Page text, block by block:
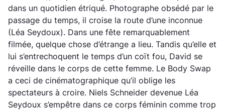
dans un quotidien étriqué. Photographe obsédé par le
passage du temps, il croise la route d’une inconnue
(Léa Seydoux). Dans une fête remarquablement
filmée, quelque chose d’étrange a lieu. Tandis qu’elle et
lui s’entrechoquent le temps d’un coït fou, David se
réveille dans le corps de cette femme. Le Body Swap
a ceci de cinématographique qu’il oblige les
spectateurs à croire. Niels Schneider devenue Léa
Seydoux s’empêtre dans ce corps féminin comme trop